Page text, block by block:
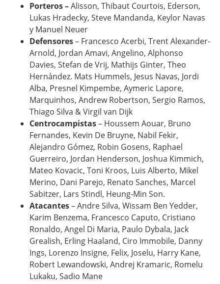
Porteros –Alisson, Thibaut Courtois, Ederson,
Lukas Hradecky, Steve Mandanda, Keylor Navas
y Manuel Neuer
Defensores– Francesco Acerbi, Trent Alexander-
Arnold, Jordan Amavi, Angelino, Alphonso
Davies, Stefan de Vrij, Mathijs Ginter, Theo
Hernández. Mats Hummels, Jesus Navas, Jordi
Alba, Presnel Kimpembe, Aymeric Lapore,
Marquinhos, Andrew Robertson, Sergio Ramos,
Thiago Silva & Virgil van Dijk
Centrocampistas– Houssem Aouar, Bruno
Fernandes, Kevin De Bruyne, Nabil Fekir,
Alejandro Gómez, Robin Gosens, Raphael
Guerreiro, Jordan Henderson, Joshua Kimmich,
Mateo Kovacic, Toni Kroos, Luis Alberto, Mikel
Merino, Dani Parejo, Renato Sanches, Marcel
Sabitzer, Lars Stindl, Heung-Min Son.
Atacantes– Andre Silva, Wissam Ben Yedder,
Karim Benzema, Francesco Caputo, Cristiano
Ronaldo, Angel Di Maria, Paulo Dybala, Jack
Grealish, Erling Haaland, Ciro Immobile, Danny
Ings, Lorenzo Insigne, Felix, Joselu, Harry Kane,
Robert Lewandowski, Andrej Kramaric, Romelu
Lukaku, Sadio Mane